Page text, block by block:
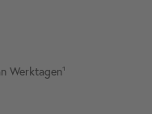
Werktagen¹